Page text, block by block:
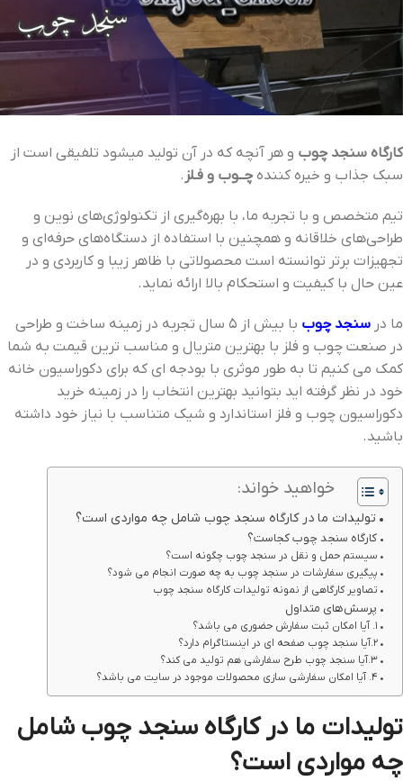
کارگاه سنجد چوب و هر آنچه که در آن تولید میشود تلفیقی است از
سبک جذاب و خیره کنندهچــوب و فـلز .
تیم متخصص و با تجربه ما، با بهره‌گیری از تکنولوژی‌های نوین و
طراحی‌های خلاقانه و همچنین با استفاده از دستگاه‌های حرفه‌ای و
تجهیزات برتر توانسته است محصولاتی با ظاهر زیبا و کاربردی و در
عین حال با کیفیت و استحکام بالا ارائه نماید.
ما در سنجد چوب
با بیش از 5 سال تجربه در زمینه ساخت و طراحی
در صنعت چوب و فلز با بهترین متریال و مناسب ترین قیمت به شما
کمک می کنیم تا به طور موثری با بودجه ای که برای دکوراسیون خانه
خود در نظر گرفته اید بتوانید بهترین انتخاب را در زمینه خرید
دکوراسیون چوب و فلز استاندارد و شیک متناسب با نیاز خود داشته
باشید.
خواهید خواند:
تولیدات ما در کارگاه سنجد چوب شامل چه مواردی است؟
کارگاه سنجد چوب کجاست؟
سیستم حمل و نقل در سنجد چوب چگونه است؟
پیگیری سفارشات در سنجد چوب به چه صورت انجام می شود؟
تصاویر کارگاهی از نمونه تولیدات کارگاه سنجد چوب
پرسش‌های متداول
1. آیا امکان ثبت سفارش حضوری می باشد؟
2.آیا سنجد چوب صفحه ای در اینستاگرام دارد؟
3.آیا سنجد چوب طرح سفارشی هم تولید می کند؟
4. آیا امکان سفارشی سازی محصولات موجود در سایت می باشد؟
تولیدات ما در کارگاه سنجد چوب شامل
چه مواردی است؟